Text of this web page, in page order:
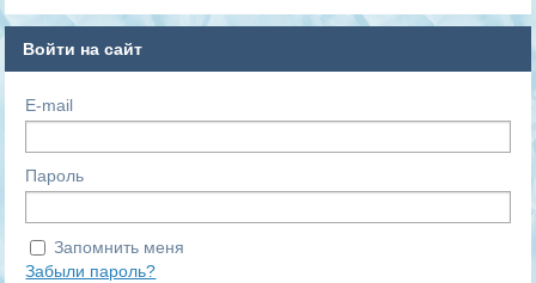
Войти на сайт
E-mail
Пароль
Запомнить меня
Забыли пароль?